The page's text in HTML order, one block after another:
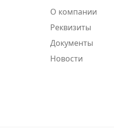
О компании
Реквизиты
Документы
Новости